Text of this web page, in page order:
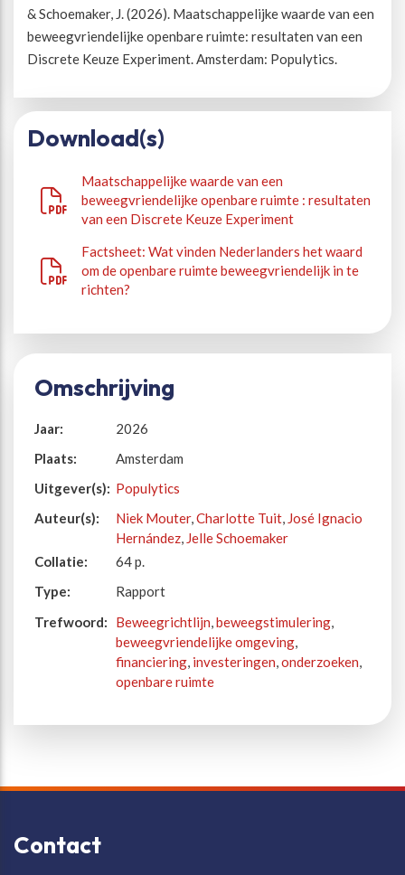
& Schoemaker, J. (2026). Maatschappelijke waarde van een
beweegvriendelijke openbare ruimte: resultaten van een
Discrete Keuze Experiment. Amsterdam: Populytics.
Download(s)
Maatschappelijke waarde van een
beweegvriendelijke openbare ruimte : resultaten
van een Discrete Keuze Experiment
Factsheet: Wat vinden Nederlanders het waard
om de openbare ruimte beweegvriendelijk in te
richten?
Omschrijving
Jaar:
2026
Plaats:
Amsterdam
Uitgever(s): Populytics
Auteur(s):
Niek Mouter,Charlotte Tuit, José Ignacio
Hernández, Jelle Schoemaker
Collatie:
64 p.
Type:
Rapport
Trefwoord:
Beweegrichtlijn,beweegstimulering,
beweegvriendelijke omgeving,
financiering, investeringen,onderzoeken,
openbare ruimte
Contact